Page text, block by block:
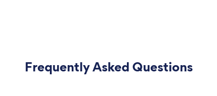
Frequently Asked Questions